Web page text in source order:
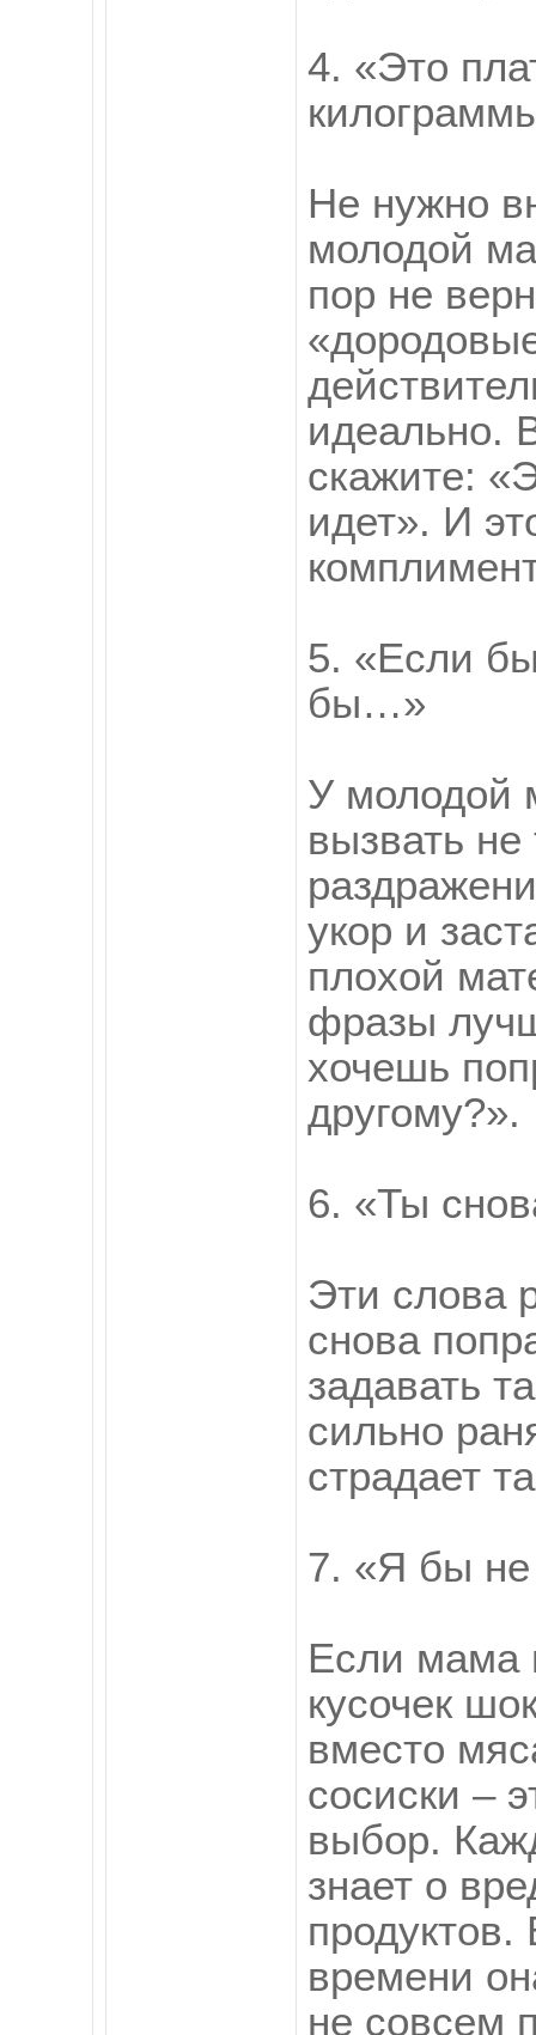
4. «Это
Не нужно
молодой
пор не
идеально.
скажите:
идет». И
5. «Если
бы…»
У молодой
вызвать не
укор и
плохой
фразы
хочешь
другому?».
6. «Ты
Эти слова
снова
задавать
сильно
страдает
7. «Я бы
Если мама
кусочек
вместо
сосиски –
выбор.
знает о
продуктов.
времени
не совсем